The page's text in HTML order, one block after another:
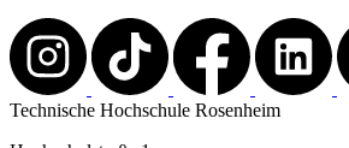
Technische Hochschule Rosenheim